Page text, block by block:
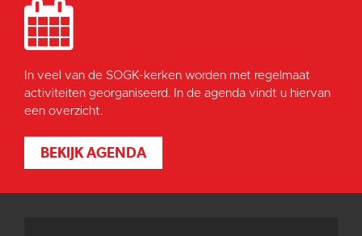
In veel van de SOGK-kerken worden met regelmaat
activiteiten georganiseerd. In de agenda vindt u hiervan
een overzicht.
BEKIJK AGENDA